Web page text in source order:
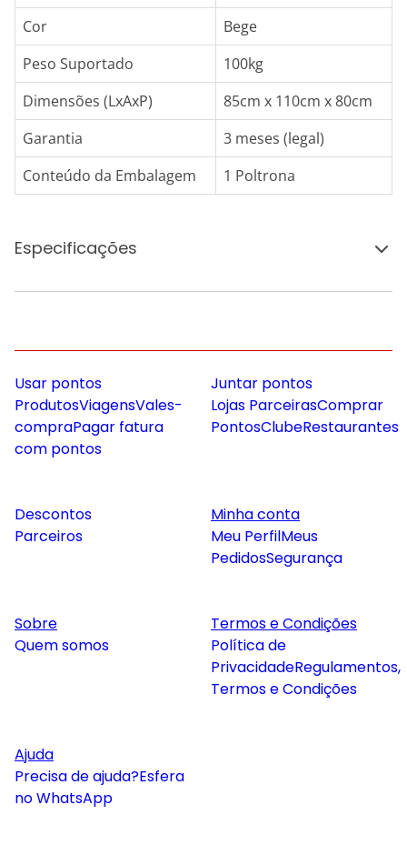
Cor
Bege
Peso Suportado
100kg
Dimensões (LxAxP)
85cm x 110cm x 80cm
Garantia
3 meses (legal)
Conteúdo da Embalagem
1 Poltrona
Especificações
Usar pontos
ProdutosViagensVales-
compraPagar fatura
com pontos
Juntar pontos
Lojas ParceirasComprar
PontosClubeRestaurantes
Descontos
Parceiros
Minha conta
Meu PerfilMeus
PedidosSegurança
Sobre
Quem somos
Termos e Condições
Política de
PrivacidadeRegulamentos,
Termos e Condições
Ajuda
Precisa de ajuda?Esfera
no WhatsApp